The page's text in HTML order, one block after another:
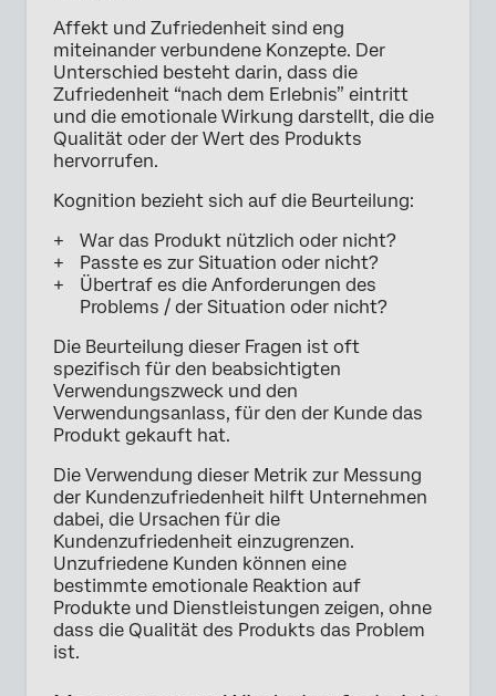
Affekt und Zufriedenheit sind eng
miteinander verbundene Konzepte. Der
Unterschied besteht darin, dass die
Zufriedenheit “nach dem Erlebnis” eintritt
und die emotionale Wirkung darstellt, die die
Qualität oder der Wert des Produkts
hervorrufen.
Kognition bezieht sich auf die Beurteilung:
War das Produkt nützlich oder nicht?
Passte es zur Situation oder nicht?
Übertraf es die Anforderungen des
Problems / der Situation oder nicht?
Die Beurteilung dieser Fragen ist oft
spezifisch für den beabsichtigten
Verwendungszweck und den
Verwendungsanlass, für den der Kunde das
Produkt gekauft hat.
Die Verwendung dieser Metrik zur Messung
der Kundenzufriedenheit hilft Unternehmen
dabei, die Ursachen für die
Kundenzufriedenheit einzugrenzen.
Unzufriedene Kunden können eine
bestimmte emotionale Reaktion auf
Produkte und Dienstleistungen zeigen, ohne
dass die Qualität des Produkts das Problem
ist.